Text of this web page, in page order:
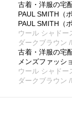
古着・洋服の宅
PAUL SMITH（
PAUL SMITH（
ウール シャドー
ダークブラウン
古着・洋服の宅
メンズファッシ
ウール シャドー
ダークブラウン